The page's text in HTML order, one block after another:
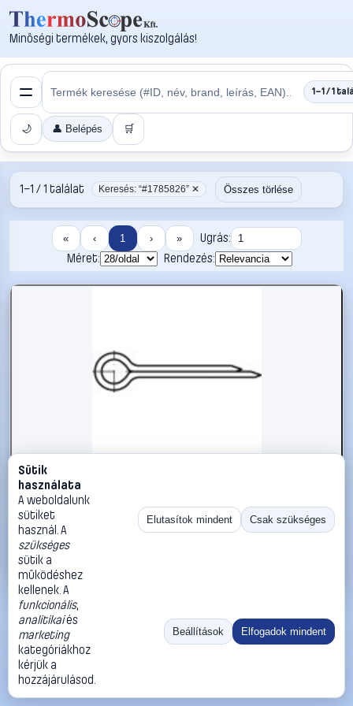
Minőségi termékek, gyors kiszolgálás!
1–1 / 1
🌙 👤 Belépés 🛒
1–1 / 1 találat Keresés: “#1785826” ✕ Összes törlése
« ‹ 1 › »
Ugrás:
Méret:
Rendezés:
#1785826
Sasszeg TOOLCRAFT DIN 94 A 4, méret: 5 x 63 mm 50 db
TOOLCRAFT
10 990 Ft
Kosárba
«
Méret:
Rendezés:
©2026
ThermoScope
Cégbemutató
Sütik
használata
A weboldalunk
sütiket
használ. A
szükséges
sütik a
működéshez
kellenek. A
funkcionális,
analitikaiés
marketing
kategóriákhoz
kérjük a
hozzájárulásod.
Elutasítok mindent Csak szükséges
Beállítások Elfogadok mindent